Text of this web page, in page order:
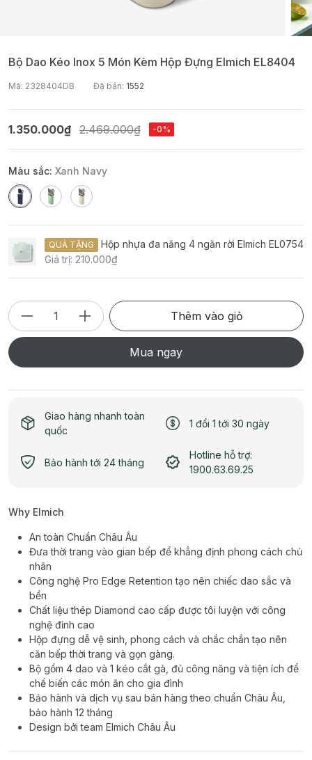
Bộ Dao Kéo Inox 5 Món Kèm Hộp Đựng Elmich EL8404
Mã: 2328404DB Đã bán: 1552
1.350.000₫ 2.469.000₫ -0%
Màu sắc: Xanh Navy
QUÀ TẶNG
Hộp nhựa đa năng 4 ngăn rời Elmich EL0754
Giá trị: 210.000₫
Thêm vào giỏ
Mua ngay
Giao hàng nhanh toàn
quốc
1 đổi 1 tới 30 ngày
Bảo hành tới 24 tháng
Hotline hỗ trợ:
1900.63.69.25
Why Elmich
An toàn Chuẩn Châu Âu
Đưa thời trang vào gian bếp để khẳng định phong cách chủ
nhân
Công nghệ Pro Edge Retention tạo nên chiếc dao sắc và
bền
Chất liệu thép Diamond cao cấp được tôi luyện với công
nghệ đỉnh cao
Hộp đựng dễ vệ sinh, phong cách và chắc chắn tạo nên
căn bếp thời trang và gọn gàng.
Bộ gồm 4 dao và 1 kéo cắt gà, đủ công năng và tiện ích để
chế biến các món ăn cho gia đình
Bảo hành và dịch vụ sau bán hàng theo chuẩn Châu Âu,
bảo hành 12 tháng
Design bởi team Elmich Châu Âu